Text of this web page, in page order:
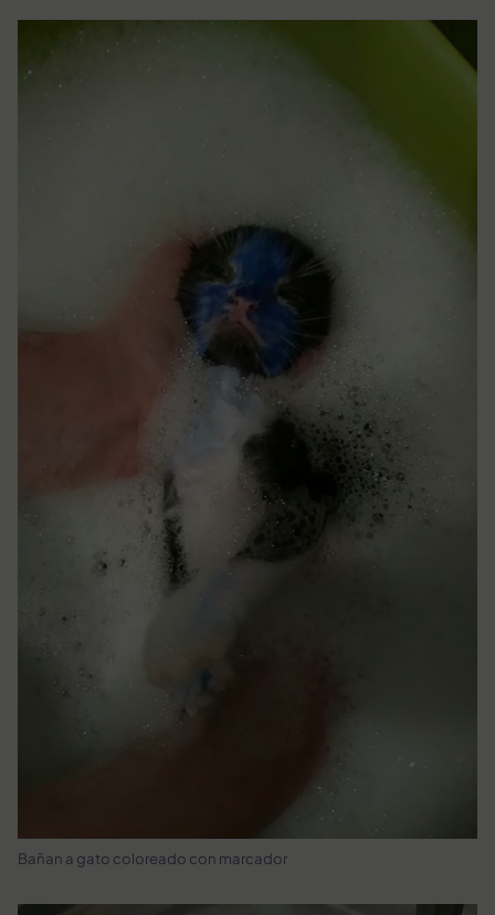
Bañan a gato coloreado con marcador